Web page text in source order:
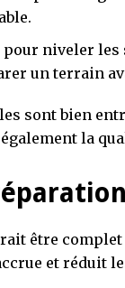
pour niveler
un terrain
sont bien
la
être complet
et réduit